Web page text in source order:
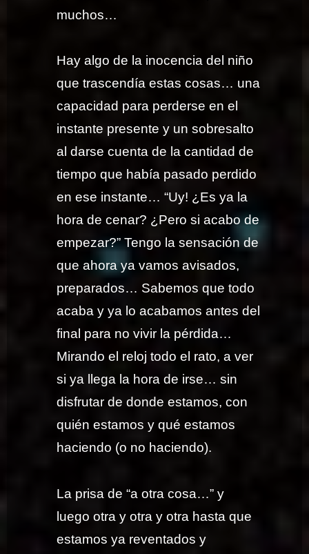
muchos…
Hay algo de la inocencia del niño
que trascendía estas cosas… una
capacidad para perderse en el
instante presente y un sobresalto
al darse cuenta de la cantidad de
tiempo que había pasado perdido
en ese instante… “Uy! ¿Es ya la
hora de cenar? ¿Pero si acabo de
empezar?” Tengo la sensación de
que ahora ya vamos avisados,
preparados… Sabemos que todo
acaba y ya lo acabamos antes del
final para no vivir la pérdida…
Mirando el reloj todo el rato, a ver
si ya llega la hora de irse… sin
disfrutar de donde estamos, con
quién estamos y qué estamos
haciendo (o no haciendo).
La prisa de “a otra cosa…” y
luego otra y otra y otra hasta que
estamos ya reventados y